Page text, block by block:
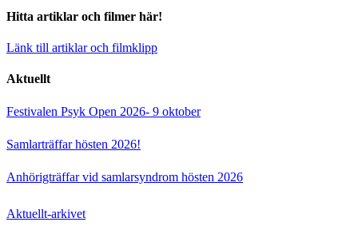
Hitta artiklar och filmer här!
Länk till artiklar och filmklipp
Aktuellt
Festivalen Psyk Open 2026- 9 oktober
Samlarträffar hösten 2026!
Anhörigträffar vid samlarsyndrom hösten 2026
Aktuellt-arkivet